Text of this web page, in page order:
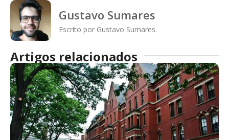
Gustavo Sumares
Escrito por Gustavo Sumares.
Artigos relacionados